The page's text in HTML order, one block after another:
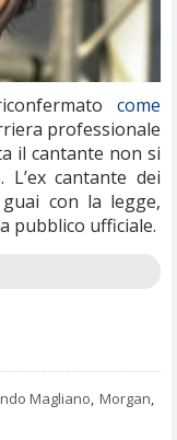
come
professionale
il cantante non si
cantante dei
con la legge,
pubblico ufficiale.
Magliano, Morgan,